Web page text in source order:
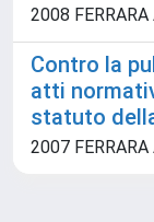
2008 FERRARA
Contro la
atti
statuto
2007 FERRARA